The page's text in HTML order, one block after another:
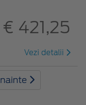
€ 421,25
Vezi detalii